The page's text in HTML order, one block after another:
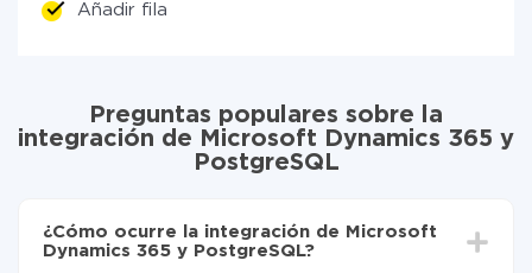
Añadir fila
Preguntas populares sobre la
integración de Microsoft Dynamics 365 y
PostgreSQL
¿Cómo ocurre la integración de Microsoft
Dynamics 365 y PostgreSQL?